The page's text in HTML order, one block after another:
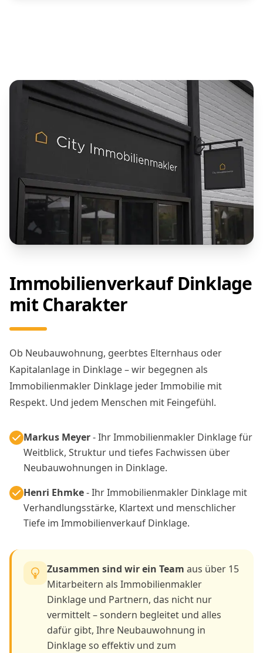
Immobilienverkauf Dinklage
mit Charakter
Ob Neubauwohnung, geerbtes Elternhaus oder
Kapitalanlage in Dinklage – wir begegnen als
Immobilienmakler Dinklage jeder Immobilie mit
Respekt. Und jedem Menschen mit Feingefühl.
Markus Meyer- Ihr Immobilienmakler Dinklage für
Weitblick, Struktur und tiefes Fachwissen über
Neubauwohnungen in Dinklage.
Henri Ehmke- Ihr Immobilienmakler Dinklage mit
Verhandlungsstärke, Klartext und menschlicher
Tiefe im Immobilienverkauf Dinklage.
Zusammen sind wir ein Team aus über 15
Mitarbeitern als Immobilienmakler
Dinklage und Partnern, das nicht nur
vermittelt – sondern begleitet und alles
dafür gibt, Ihre Neubauwohnung in
Dinklage so effektiv und zum